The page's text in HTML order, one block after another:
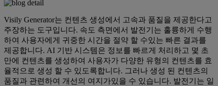
Visily Generator는 컨텐츠 생성에서 고속과 품질을 제공한다고
주장하는 도구입니다. 속도 측면에서 발전기는 훌륭하게 수행
하여 사용자에게 귀중한 시간을 절약 할 수있는 빠른 결과를
제공합니다. AI 기반 시스템은 정보를 빠르게 처리하고 몇 초
만에 컨텐츠를 생성하여 사용자가 다양한 유형의 컨텐츠를 효
율적으로 생성 할 수 있도록합니다. 그러나 생성 된 컨텐츠의
품질과 관련하여 개선의 여지가있을 수 있습니다. 발전기는 일